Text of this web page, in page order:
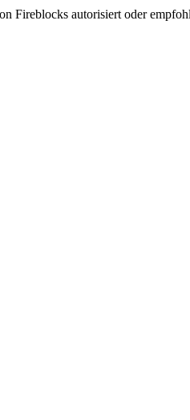
Fireblocks autorisiert oder